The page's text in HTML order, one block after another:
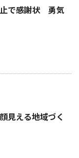
で感謝状 勇気
見える地域づく